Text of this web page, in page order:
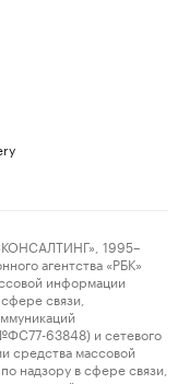
1995–
агентства «РБК»
информации
связи,
63848) и сетевого
средства массовой
надзору в сфере связи,